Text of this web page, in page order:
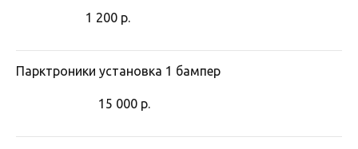
1 200 р.
Парктроники установка 1 бампер
15 000 р.